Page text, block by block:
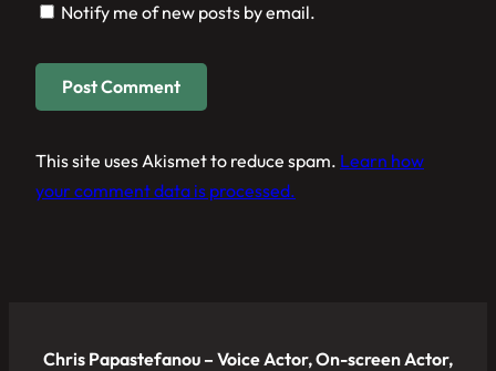
Notify me of new posts by email.
This site uses Akismet to reduce spam. Learn how
your comment data is processed.
Chris Papastefanou – Voice Actor, On-screen Actor,